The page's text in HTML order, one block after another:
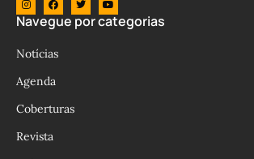
Navegue por categorias
Notícias
Agenda
Coberturas
Revista